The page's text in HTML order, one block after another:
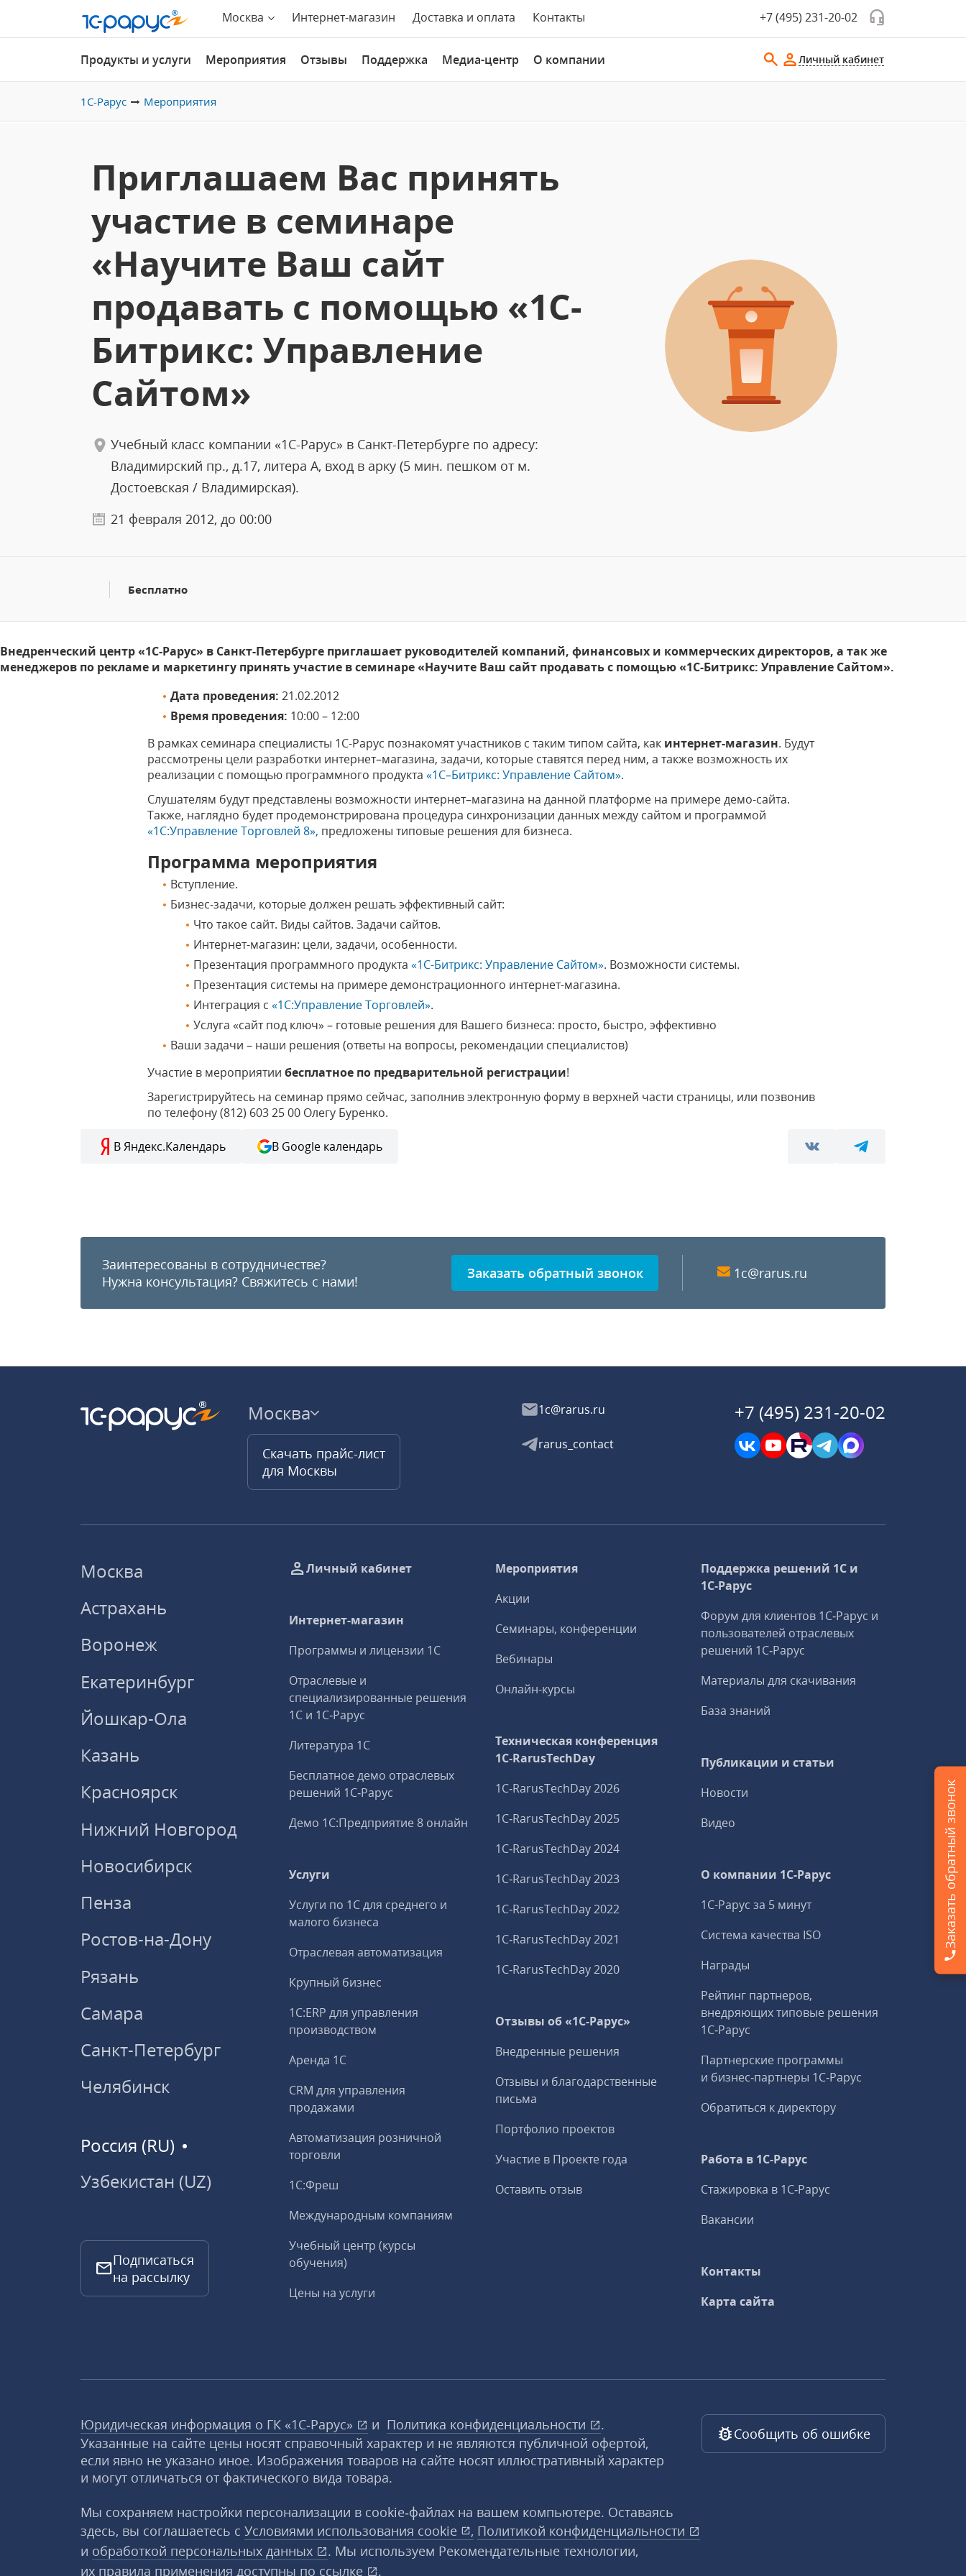
Москва Интернет-магазин Доставка и оплата Контакты +7 (495) 231-20-02
Продукты и услуги Мероприятия Отзывы Поддержка Медиа-центр О компании Личный кабинет
1С-Рарус Мероприятия
Приглашаем Вас принять
участие в семинаре
«Научите Ваш сайт
продавать с помощью «1С-
Битрикс: Управление
Сайтом»
Учебный класс компании «1С-Рарус» в Санкт-Петербурге по адресу:
Владимирский пр., д.17, литера А, вход в арку (5 мин. пешком от м.
Достоевская / Владимирская).
21 февраля 2012, до 00:00
Бесплатно
Внедренческий центр «1C-Рарус» в Санкт-Петербурге приглашает руководителей компаний, финансовых и коммерческих директоров, а так же
менеджеров по рекламе и маркетингу принять участие в семинаре «Научите Ваш сайт продавать с помощью «1С-Битрикс: Управление Сайтом».
Дата проведения: 21.02.2012
Время проведения: 10:00 – 12:00
В рамках семинара специалисты 1С-Рарус познакомят участников с таким типом сайта, как интернет-магазин. Будут
рассмотрены цели разработки интернет–магазина, задачи, которые ставятся перед ним, а также возможность их
реализации с помощью программного продукта«1С–Битрикс: Управление Сайтом».
Слушателям будут представлены возможности интернет–магазина на данной платформе на примере демо-сайта.
Также, наглядно будет продемонстрирована процедура синхронизации данных между сайтом и программой
«1С:Управление Торговлей 8», предложены типовые решения для бизнеса.
Программа мероприятия
Вступление.
Бизнес-задачи, которые должен решать эффективный сайт:
Что такое сайт. Виды сайтов. Задачи сайтов.
Интернет-магазин: цели, задачи, особенности.
Презентация программного продукта«1С-Битрикс: Управление Сайтом». Возможности системы.
Презентация системы на примере демонстрационного интернет-магазина.
Интеграция с«1С:Управление Торговлей».
Услуга «сайт под ключ» – готовые решения для Вашего бизнеса: просто, быстро, эффективно
Ваши задачи – наши решения (ответы на вопросы, рекомендации специалистов)
Участие в мероприятиибесплатное по предварительной регистрации!
Зарегистрируйтесь на семинар прямо сейчас, заполнив электронную форму в верхней части страницы, или позвонив
по телефону (812) 603 25 00 Олегу Буренко.
В Яндекс.Календарь В Google календарь
Заинтересованы в сотрудничестве?
Нужна консультация? Свяжитесь с нами! Заказать обратный звонок 1c@rarus.ru
Москва
Скачать прайс-лист
для Москвы
1c@rarus.ru
rarus_contact
+7 (495) 231-20-02
Москва
Астрахань
Воронеж
Екатеринбург
Йошкар-Ола
Казань
Красноярск
Нижний Новгород
Новосибирск
Пенза
Ростов-на-Дону
Рязань
Самара
Санкт-Петербург
Челябинск
Россия (RU)
Узбекистан (UZ)
Подписаться
на рассылку
Личный кабинет
Интернет-магазин
Программы и лицензии 1С
Отраслевые и
специализированные решения
1С и 1С‑Рарус
Литература 1С
Бесплатное демо отраслевых
решений 1С‑Рарус
Демо 1С:Предприятие 8 онлайн
Услуги
Услуги по 1С для среднего и
малого бизнеса
Отраслевая автоматизация
Крупный бизнес
1С:ERP для управления
производством
Аренда 1С
CRM для управления
продажами
Автоматизация розничной
торговли
1С:Фреш
Международным компаниям
Учебный центр (курсы
обучения)
Цены на услуги
Мероприятия
Акции
Семинары, конференции
Вебинары
Онлайн-курсы
Техническая конференция
1C‑RarusTechDay
1C‑RarusTechDay 2026
1C‑RarusTechDay 2025
1C‑RarusTechDay 2024
1C‑RarusTechDay 2023
1C‑RarusTechDay 2022
1C‑RarusTechDay 2021
1C‑RarusTechDay 2020
Отзывы об «1С-Рарус»
Внедренные решения
Отзывы и благодарственные
письма
Портфолио проектов
Участие в Проекте года
Оставить отзыв
Поддержка решений 1С и
1С‑Рарус
Форум для клиентов 1С‑Рарус и
пользователей отраслевых
решений 1С‑Рарус
Материалы для скачивания
База знаний
Публикации и статьи
Новости
Видео
О компании 1C-Рарус
1С-Рарус за 5 минут
Система качества ISO
Награды
Рейтинг партнеров,
внедряющих типовые решения
1С‑Рарус
Партнерские программы
и бизнес‑партнеры 1С‑Рарус
Обратиться к директору
Работа в 1С‑Рарус
Стажировка в 1С‑Рарус
Вакансии
Контакты
Карта сайта
Юридическая информация о ГК «1С‑Рарус» и Политика конфиденциальности
.
Указанные на сайте цены носят справочный характер и не являются публичной офертой,
если явно не указано иное. Изображения товаров на сайте носят иллюстративный характер
и могут отличаться от фактического вида товара.
Мы сохраняем настройки персонализации в cookie‑файлах на вашем компьютере. Оставаясь
здесь, вы соглашаетесь с Условиями использования cookie , Политикой конфиденциальности
и обработкой персональных данных
. Мы используем Рекомендательные технологии,
их правила применения доступны по ссылке .
Сообщить об ошибке
Заказать обратный звонок